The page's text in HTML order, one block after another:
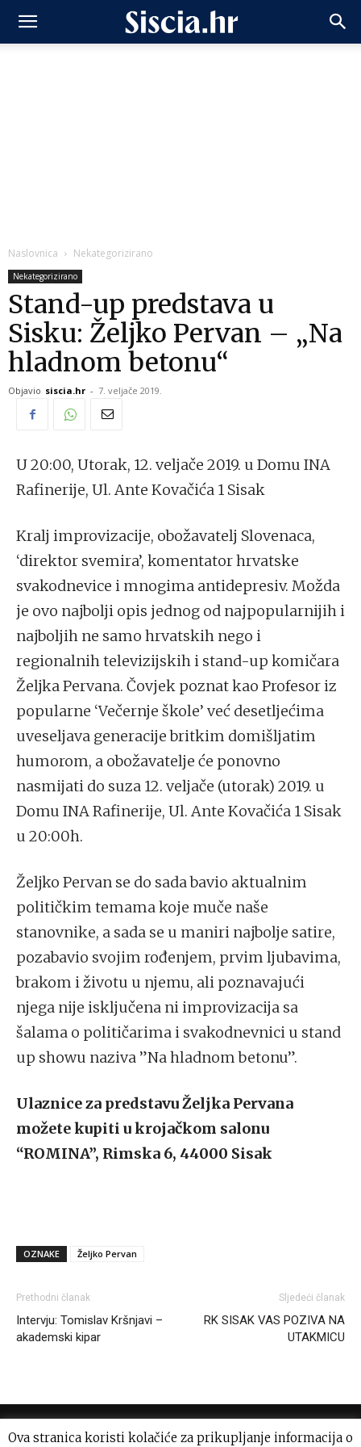
Naslovnica Nekategorizirano
Nekategorizirano
Stand-up predstava u
Sisku: Željko Pervan – „Na
hladnom betonu“
Objavio siscia.hr - 7. veljače 2019.
U 20:00, Utorak, 12. veljače 2019. u Domu INA
Rafinerije, Ul. Ante Kovačića 1 Sisak
Kralj improvizacije, obožavatelj Slovenaca,
‘direktor svemira’, komentator hrvatske
svakodnevice i mnogima antidepresiv. Možda
je ovo najbolji opis jednog od najpopularnijih i
najboljih ne samo hrvatskih nego i
regionalnih televizijskih i stand-up komičara
Željka Pervana. Čovjek poznat kao Profesor iz
popularne ‘Večernje škole’ već desetljećima
uveseljava generacije britkim domišljatim
humorom, a obožavatelje će ponovno
nasmijati do suza 12. veljače (utorak) 2019. u
Domu INA Rafinerije, Ul. Ante Kovačića 1 Sisak
u 20:00h.
Željko Pervan se do sada bavio aktualnim
političkim temama koje muče naše
stanovnike, a sada se u maniri najbolje satire,
pozabavio svojim rođenjem, prvim ljubavima,
brakom i životu u njemu, ali poznavajući
njega nije isključena ni improvizacija sa
šalama o političarima i svakodnevnici u stand
up showu naziva ”Na hladnom betonu”.
Ulaznice za predstavu Željka Pervana
možete kupiti ukrojačkom salonu
“ROMINA”, Rimska 6, 44000 Sisak
OZNAKE Željko Pervan
Prethodni članak
Intervju: Tomislav Kršnjavi –
akademski kipar
Sljedeći članak
RK SISAK VAS POZIVA NA
UTAKMICU
Ova stranica koristi kolačiće za prikupljanje informacija o